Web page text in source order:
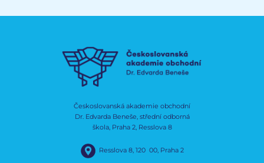
Českoslovanská akademie obchodní
Dr. Edvarda Beneše, střední odborná
škola, Praha 2, Resslova 8
Resslova 8, 120 00, Praha 2